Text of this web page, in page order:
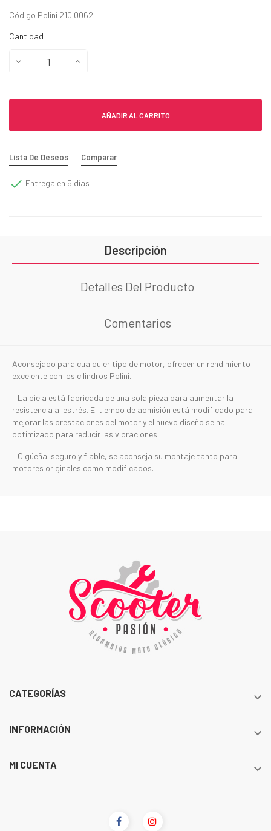
Código Polini 210.0062
Cantidad
AÑADIR AL CARRITO
Lista De Deseos Comparar
 Entrega en 5 días
Descripción
Detalles Del Producto
Comentarios
Aconsejado para cualquier tipo de motor, ofrecen un rendimiento
excelente con los cilindros Polini.
La biela está fabricada de una sola pieza para aumentar la
resistencia al estrés. El tiempo de admisión está modificado para
mejorar las prestaciones del motor y el nuevo diseño se ha
optimizado para reducir las vibraciones.
Cigüeñal seguro y fiable, se aconseja su montaje tanto para
motores originales como modificados.
CATEGORÍAS 
INFORMACIÓN 
MI CUENTA 